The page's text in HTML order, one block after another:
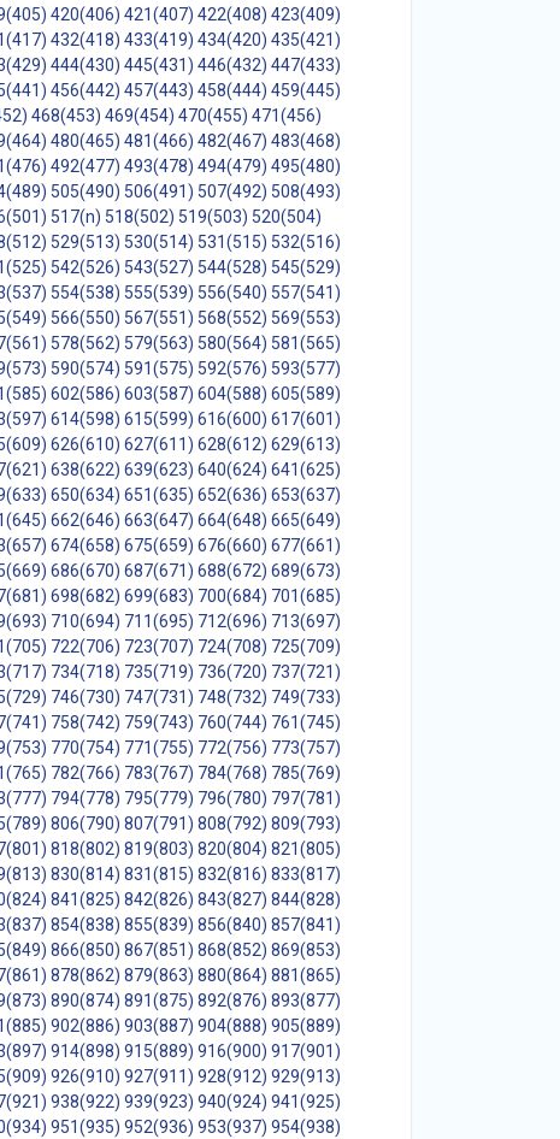
420(406) 421(407) 422(408) 423(409)
432(418) 433(419) 434(420) 435(421)
444(430) 445(431) 446(432) 447(433)
456(442) 457(443) 458(444) 459(445)
468(453) 469(454) 470(455) 471(456)
480(465) 481(466) 482(467) 483(468)
492(477) 493(478) 494(479) 495(480)
505(490) 506(491) 507(492) 508(493)
517(n) 518(502) 519(503) 520(504)
529(513) 530(514) 531(515) 532(516)
542(526) 543(527) 544(528) 545(529)
554(538) 555(539) 556(540) 557(541)
566(550) 567(551) 568(552) 569(553)
578(562) 579(563) 580(564) 581(565)
590(574) 591(575) 592(576) 593(577)
602(586) 603(587) 604(588) 605(589)
614(598) 615(599) 616(600) 617(601)
626(610) 627(611) 628(612) 629(613)
638(622) 639(623) 640(624) 641(625)
650(634) 651(635) 652(636) 653(637)
662(646) 663(647) 664(648) 665(649)
674(658) 675(659) 676(660) 677(661)
686(670) 687(671) 688(672) 689(673)
698(682) 699(683) 700(684) 701(685)
710(694) 711(695) 712(696) 713(697)
722(706) 723(707) 724(708) 725(709)
734(718) 735(719) 736(720) 737(721)
746(730) 747(731) 748(732) 749(733)
758(742) 759(743) 760(744) 761(745)
770(754) 771(755) 772(756) 773(757)
782(766) 783(767) 784(768) 785(769)
794(778) 795(779) 796(780) 797(781)
806(790) 807(791) 808(792) 809(793)
818(802) 819(803) 820(804) 821(805)
830(814) 831(815) 832(816) 833(817)
841(825) 842(826) 843(827) 844(828)
854(838) 855(839) 856(840) 857(841)
866(850) 867(851) 868(852) 869(853)
878(862) 879(863) 880(864) 881(865)
890(874) 891(875) 892(876) 893(877)
902(886) 903(887) 904(888) 905(889)
914(898) 915(889) 916(900) 917(901)
926(910) 927(911) 928(912) 929(913)
938(922) 939(923) 940(924) 941(925)
951(935) 952(936) 953(937) 954(938)